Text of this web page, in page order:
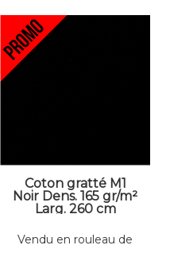
Coton gratté M1
Noir Dens. 165 gr/m²
Larg. 260 cm
Vendu en rouleau de